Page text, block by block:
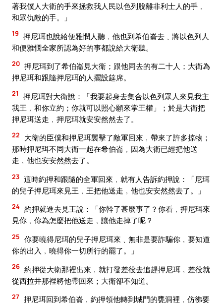
著我僕人大衛的手來拯救我人民以色列脫離非利士人的手﹐
和眾仇敵的手。」
19 押尼珥也說給便雅憫人聽﹐他也到希伯崙去﹑將以色列人
和便雅憫全家所認為好的事都說給大衛聽。
20 押尼珥到了希伯崙見大衛；跟他同去的有二十人；大衛為
押尼珥和跟隨押尼珥的人擺設筵席。
21
押尼珥對大衛說：「我要起身去集合以色列眾人來見我主
我王﹐和你立約；你就可以照心願來掌王權」；於是大衛把
押尼珥送走﹐押尼珥就安安然然去了。
22
大衛的臣僕和押尼珥襲擊了敵軍回來﹐帶來了許多掠物；
那時押尼珥不同大衛一起在希伯崙﹐因為大衛已經把他送
走﹐他也安安然然去了。
23 這時約押和跟隨的全軍回來﹐就有人告訴約押說：「尼珥
的兒子押尼珥來見王﹐王把他送走﹐他也安安然然去了。」
24 約押就進去見王說：「你幹了甚麼事了？你看﹐押尼珥來
見你﹐你為怎麼把他送走﹐讓他走掉了呢？
25 你要曉得尼珥的兒子押尼珥來﹑無非是要詐騙你﹐要知道
你的出入﹐曉得你一切所行的罷了。」
26 約押從大衛那裡出來﹐就打發差役去追趕押尼珥﹐差役就
從西拉井那裡將他帶回來；大衛卻不知道。
27 押尼珥回到希伯崙﹐約押領他轉到城門的甕洞裡﹐仿彿要